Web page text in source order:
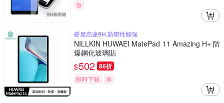
券
硬度高達9H,防禦性能強
NILLKIN HUWAEI MatePad 11 Amazing H+ 防
爆鋼化玻璃貼
$502 86折
限時下殺 券